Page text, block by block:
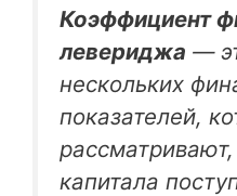
Коэффициент
левериджа —
нескольких
показателей,
капитала